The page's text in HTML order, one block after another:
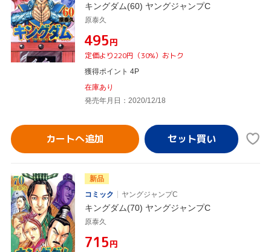
キングダム(60) ヤングジャンプC
原泰久
¥495円
定価より220円（30%）おトク
獲得ポイント 4P
在庫あり
発売年月日：2020/12/18
カートへ追加
新品
コミック
ヤングジャンプC
キングダム(70) ヤングジャンプC
原泰久
¥715円